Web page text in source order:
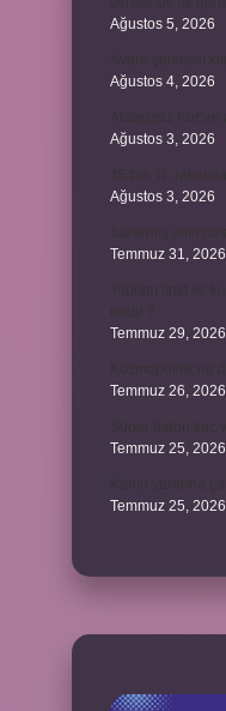
Ağustos 5, 2026
Ağustos 4, 2026
Ağustos 3, 2026
Ağustos 3, 2026
Temmuz 31, 2026
Temmuz 29, 2026
Temmuz 26, 2026
Temmuz 25, 2026
Temmuz 25, 2026